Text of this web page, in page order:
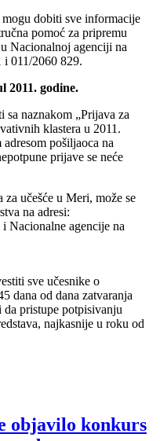
dobiti sve informacije
pomoć za pripremu
Nacionalnoj agenciji na
i 011/2060 829.
2011. godine.
sa naznakom „Prijava za
klastera u 2011.
pošiljaoca na
prijave se neće
učešće u Meri, može se
na adresi:
Nacionalne agencije na
sve učesnike o
dana od dana zatvaranja
pristupe potpisivanju
najkasnije u roku od
objavilo konkurs